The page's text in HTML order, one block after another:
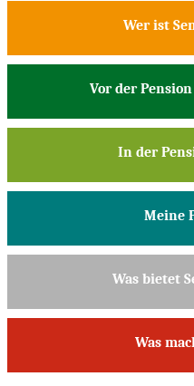
Wer ist
Vor der
In der
Meine
Was bietet
Was